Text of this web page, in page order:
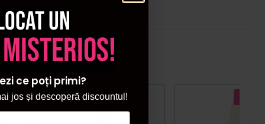
un
ce poți primi?
jos și descoperă discountul!